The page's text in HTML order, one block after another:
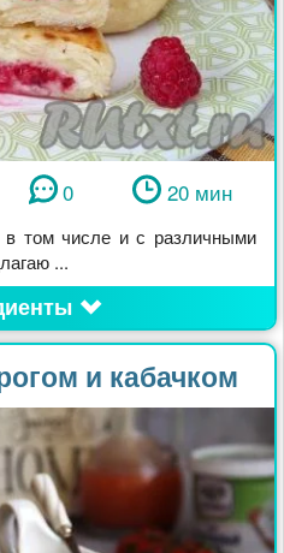
0 20 мин
в том числе и с различными
...
и кабачком